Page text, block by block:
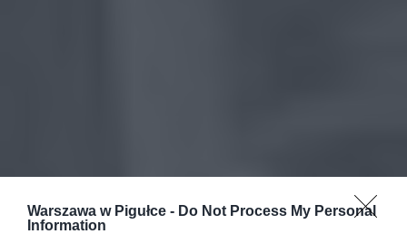
Warszawa w Pigułce - Do Not Process My Personal
Information